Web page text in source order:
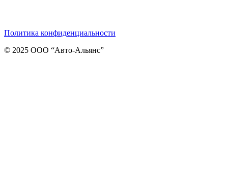
Политика конфиденциальности
© 2025 ООО “Авто-Альянс”